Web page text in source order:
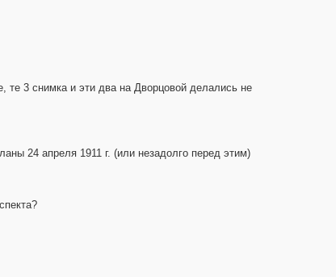
3 снимка и эти два на Дворцовой делались не
24 апреля 1911 г. (или незадолго перед этим)